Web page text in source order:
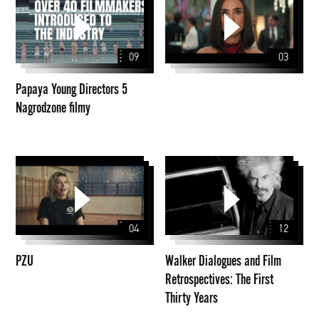
Young
Directors
5
Nagrodzone
filmy
09
Papaya Young Directors 5
Nagrodzone filmy
03
PZU
04
PZU
Dialogues
Film
Retrospectives:
First
Thirty
Years
12
Walker Dialogues and Film
Retrospectives: The First
Thirty Years